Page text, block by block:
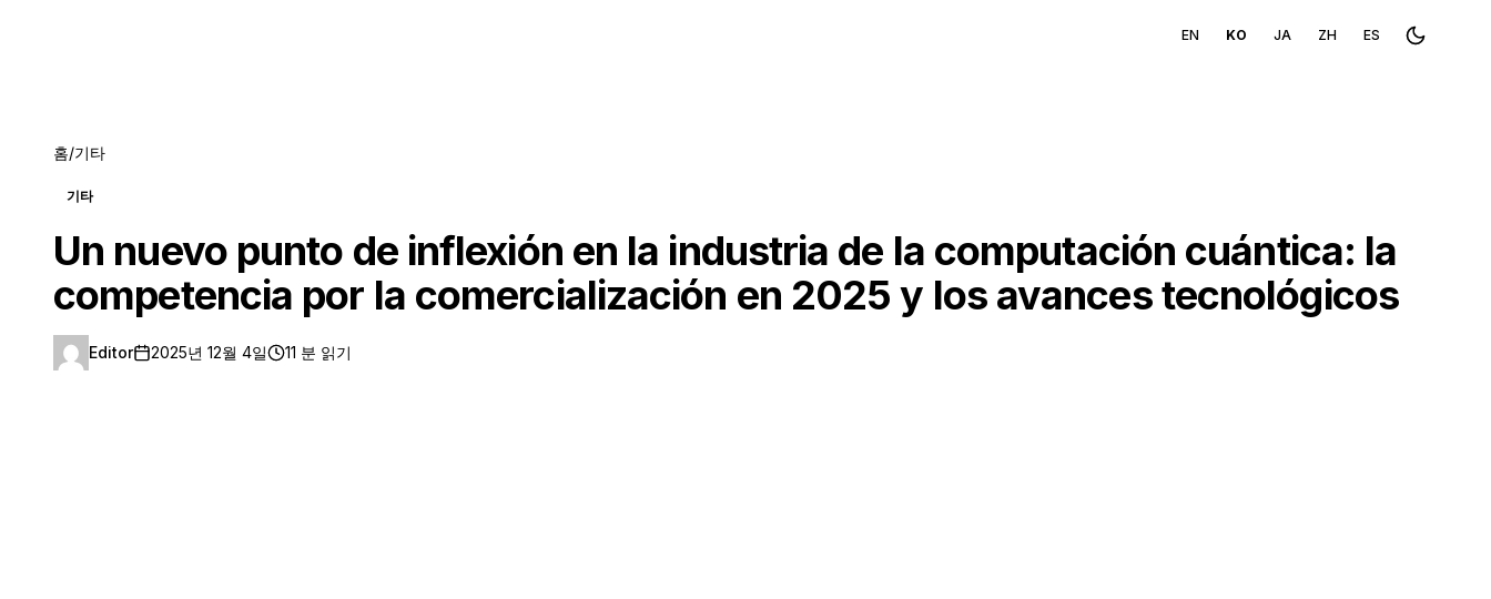
EN KO JA ZH ES Toggle
홈/기타
기타
Un nuevo punto de inflexión en la industria de la computación cuántica: la
competencia por la comercialización en 2025 y los avances tecnológicos
Editor 2025년 12월 4일 11 분 읽기